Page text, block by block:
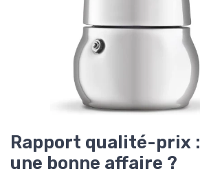
Rapport qualité-prix :
une bonne affaire ?